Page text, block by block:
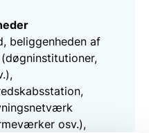
beliggenheden af
osv.),